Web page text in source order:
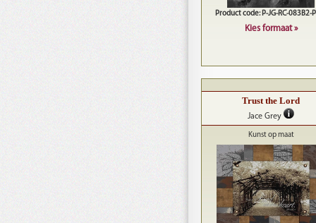
Product code: P-JG-RC-083B2-
Kies formaat »
Trust the Lord
Jace Grey
Kunst op maat